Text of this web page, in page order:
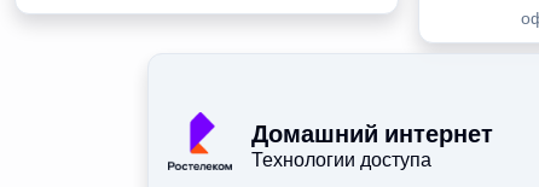
Домашний интернет
Технологии доступа